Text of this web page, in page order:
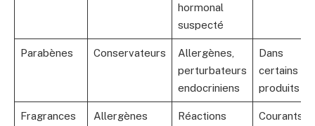
hormonal
suspecté
Parabènes Conservateurs
Allergènes,
perturbateurs
endocriniens
Dans
certains
produits
Fragrances Allergènes
Réactions
Courants